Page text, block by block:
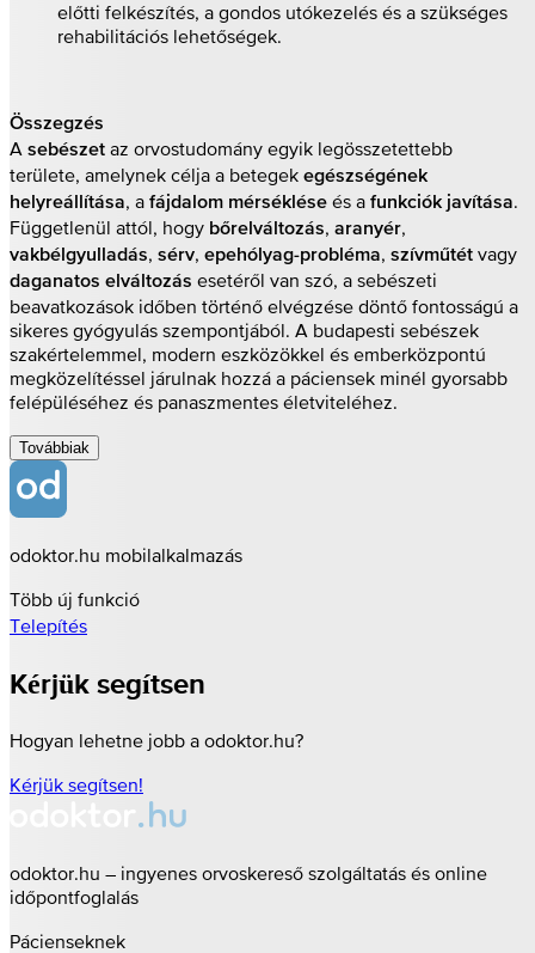
előtti felkészítés, a gondos utókezelés és a szükséges
rehabilitációs lehetőségek.
Összegzés
A sebészet az orvostudomány egyik legösszetettebb
területe, amelynek célja a betegek egészségének
helyreállítása, a fájdalom mérséklése és a funkciók javítása.
Függetlenül attól, hogy bőrelváltozás, aranyér,
vakbélgyulladás, sérv, epehólyag-probléma, szívműtét vagy
daganatos elváltozás esetéről van szó, a sebészeti
beavatkozások időben történő elvégzése döntő fontosságú a
sikeres gyógyulás szempontjából. A budapesti sebészek
szakértelemmel, modern eszközökkel és emberközpontú
megközelítéssel járulnak hozzá a páciensek minél gyorsabb
felépüléséhez és panaszmentes életviteléhez.
Továbbiak
odoktor.hu mobilalkalmazás
Több új funkció
Telepítés
Kérjük segítsen
Hogyan lehetne jobb a odoktor.hu?
Kérjük segítsen!
odoktor.hu – ingyenes orvoskereső szolgáltatás és online
időpontfoglalás
Pácienseknek